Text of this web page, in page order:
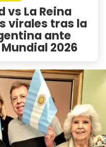
vs La Reina
virales tras la
ante
2026